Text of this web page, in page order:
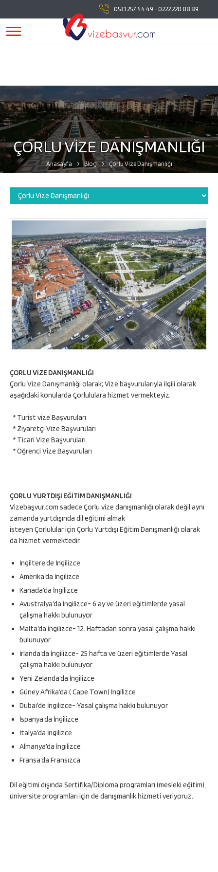
tüm vize başvuru işlemlerinde
yanınızda!vizebasvur.comgünümüzün sürekli değişen
koşullarına uygun olarak farklı alanlarda hizmet vermeye,
hizmetlerine yeni konular eklemeye devam ediyor.
0531 257 44 49 - 0222 220 88 89
ÇORLU VİZE DANIŞMANLIĞI
Anasayfa Blog Çorlu Vize Danışmanlığı
ÇORLU VİZE DANIŞMANLIĞI
Çorlu Vize Danışmanlığı olarak; Vize başvurularıyla ilgili olarak
aşağıdaki konularda Çorlululara hizmet vermekteyiz.
* Turist vize Başvuruları
* Ziyaretçi Vize Başvuruları
* Ticari Vize Başvuruları
* Öğrenci Vize Başvuruları
ÇORLU YURTDIŞI EĞİTİM DANIŞMANLIĞI
Vizebaşvur.com sadece Çorlu vize danışmanlığı olarak değil aynı
zamanda yurtdışında dil eğitimi almak
isteyen Çorlulular için Çorlu Yurtdışı Eğitim Danışmanlığı olarak
da hizmet vermektedir.
İngiltere’de İngilizce
Amerika’da İngilizce
Kanada’da İngilizce
Avustralya’da İngilizce- 6 ay ve üzeri eğitimlerde yasal
çalışma hakkı bulunuyor
Malta’da İngilizce- 12. Haftadan sonra yasal çalışma hakkı
bulunuyor
İrlanda’da İngilizce- 25 hafta ve üzeri eğitimlerde Yasal
çalışma hakkı bulunuyor
Yeni Zelanda’da İngilizce
Güney Afrika’da ( Cape Town) İngilizce
Dubai’de İngilizce- Yasal çalışma hakkı bulunuyor
İspanya’da İngilizce
İtalya’da İngilizce
Almanya’da İngilizce
Fransa’da Fransızca
Dil eğitimi dışında Sertifika/Diploma programları (mesleki eğitim),
üniversite programları için de danışmanlık hizmeti veriyoruz.